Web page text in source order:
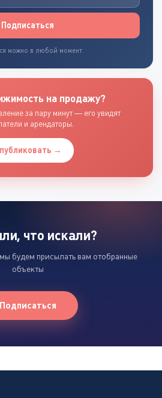
Подписаться
можно в любой момент.
на продажу?
за пару минут — его увидят
и арендаторы.
→
что искали?
будем присылать вам отобранные
объекты
Подписаться